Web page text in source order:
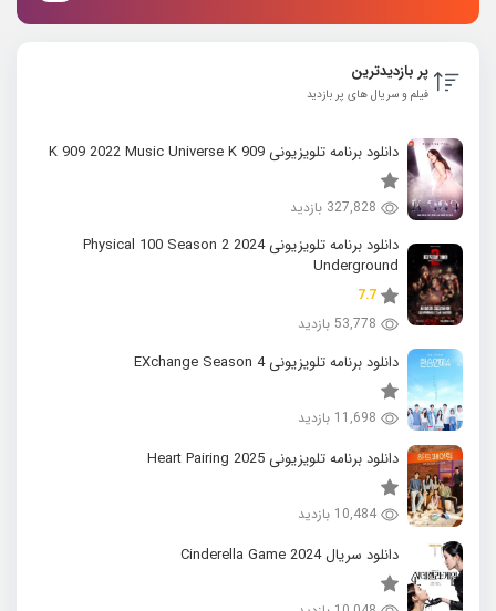
پر بازدیدترین
فیلم و سریال های پر بازدید
دانلود برنامه تلویزیونی K 909 2022 Music Universe K 909
327,828 بازدید
دانلود برنامه تلویزیونی 2024 Physical 100 Season 2
Underground
7.7
53,778 بازدید
دانلود برنامه تلویزیونی EXchange Season 4
11,698 بازدید
دانلود برنامه تلویزیونی 2025 Heart Pairing
10,484 بازدید
دانلود سریال 2024 Cinderella Game